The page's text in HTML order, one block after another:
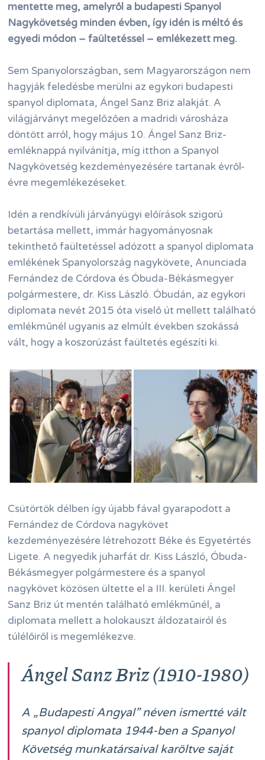
mentette meg, amelyről a budapesti Spanyol
Nagykövetség minden évben, így idén is méltó és
egyedi módon – faültetéssel – emlékezett meg.
Sem Spanyolországban, sem Magyarországon nem
hagyják feledésbe merülni az egykori budapesti
spanyol diplomata, Ángel Sanz Briz alakját. A
világjárványt megelőzően a madridi városháza
döntött arról, hogy május 10. Ángel Sanz Briz-
emléknappá nyilvánítja, míg itthon a Spanyol
Nagykövetség kezdeményezésére tartanak évről-
évre megemlékezéseket.
Idén a rendkívüli járványügyi előírások szigorú
betartása mellett, immár hagyományosnak
tekinthető faültetéssel adózott a spanyol diplomata
emlékének Spanyolország nagykövete, Anunciada
Fernández de Córdova és Óbuda-Békásmegyer
polgármestere, dr. Kiss László. Óbudán, az egykori
diplomata nevét 2015 óta viselő út mellett található
emlékműnél ugyanis az elmúlt években szokássá
vált, hogy a koszorúzást faültetés egészíti ki.
Csütörtök délben így újabb fával gyarapodott a
Fernández de Córdova nagykövet
kezdeményezésére létrehozott Béke és Egyetértés
Ligete. A negyedik juharfát dr. Kiss László, Óbuda-
Békásmegyer polgármestere és a spanyol
nagykövet közösen ültette el a III. kerületi Ángel
Sanz Briz út mentén található emlékműnél, a
diplomata mellett a holokauszt áldozatairól és
túlélőiről is megemlékezve.
Ángel Sanz Briz (1910-1980)
A „Budapesti Angyal” néven ismertté vált
spanyol diplomata 1944-ben a Spanyol
Követség munkatársaival karöltve saját